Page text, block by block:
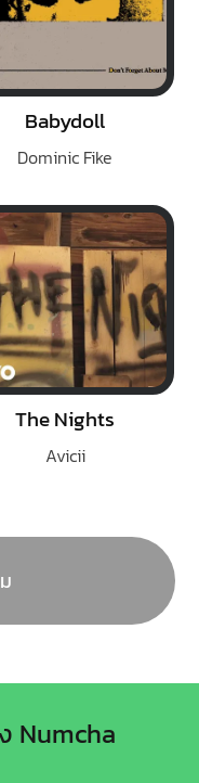
Babydoll
Dominic Fike
The Nights
Avicii
Numcha